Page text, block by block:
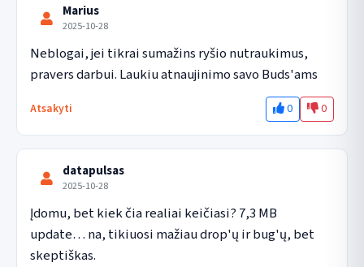
Marius
2025-10-28
Neblogai, jei tikrai sumažins ryšio nutraukimus,
pravers darbui. Laukiu atnaujinimo savo Buds'ams
Atsakyti 0 0
datapulsas
2025-10-28
Įdomu, bet kiek čia realiai keičiasi? 7,3 MB
update… na, tikiuosi mažiau drop'ų ir bug'ų, bet
skeptiškas.